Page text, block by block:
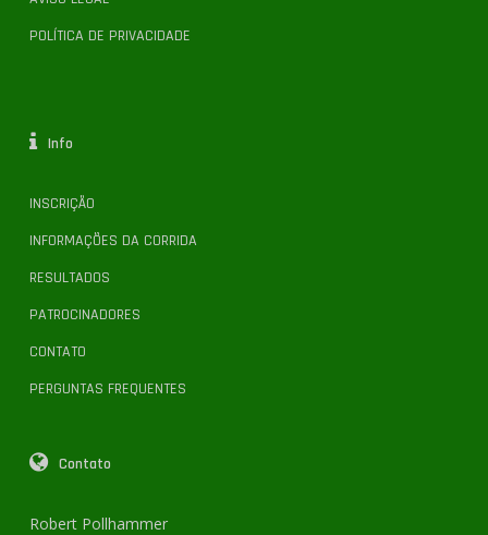
POLÍTICA DE PRIVACIDADE
Info
INSCRIÇÃO
INFORMAÇÕES DA CORRIDA
RESULTADOS
PATROCINADORES
CONTATO
PERGUNTAS FREQUENTES
Contato
Robert Pollhammer